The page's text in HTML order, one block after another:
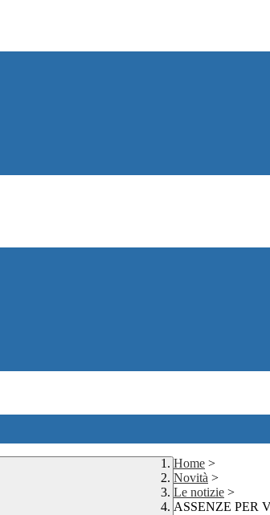
Home >
Novità >
Le notizie >
ASSENZE PER